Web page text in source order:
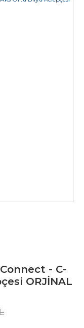
- C-
ORJİNAL